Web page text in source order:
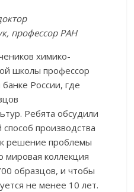
профессор РАН
химико-
школы профессор
банке России, где
Ребята обсудили
производства
решение проблемы
мировая коллекция
образцов, и чтобы
не менее 10 лет.